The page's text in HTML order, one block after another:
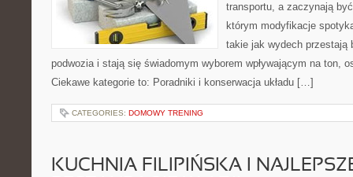
transportu, a zaczynają
którym modyfikacje
takie jak wydech przestają
podwozia i stają się świadomym wyborem wpływającym na ton,
Ciekawe kategorie to: Poradniki i konserwacja układu […]
CATEGORIES: DOMOWY TRENING
KUCHNIA FILIPIŃSKA I